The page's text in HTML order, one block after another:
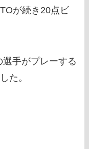
が続き20点ビ
手がプレーする
た。